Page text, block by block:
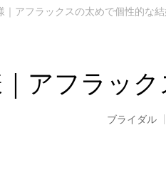
｜アフラックスの太めで個性的な
アフラッ
ブライダル